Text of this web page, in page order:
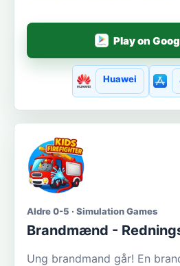
Play on
Huawei
Aldre 0-5 · Simulation Games
Brandmænd -
Ung brandmand går! En